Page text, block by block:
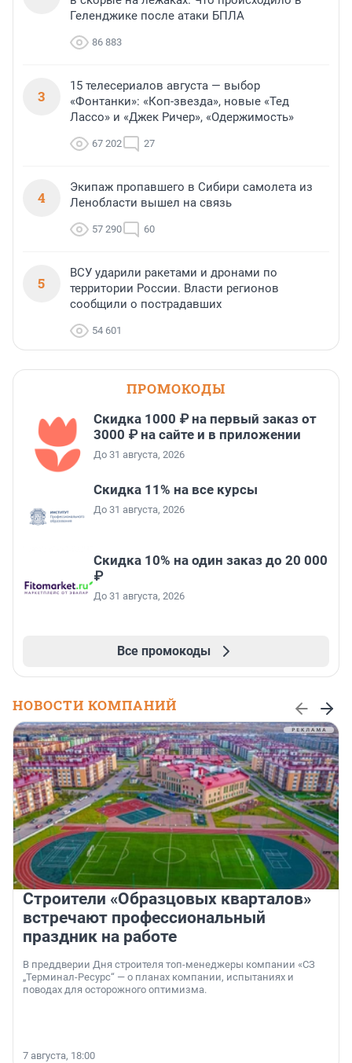
Геленджике после атаки БПЛА
86 883
3
15 телесериалов августа — выбор
«Фонтанки»: «Коп-звезда», новые «Тед
Лассо» и «Джек Ричер», «Одержимость»
67 202 27
4
Экипаж пропавшего в Сибири самолета из
Ленобласти вышел на связь
57 290 60
5
ВСУ ударили ракетами и дронами по
территории России. Власти регионов
сообщили о пострадавших
54 601
ПРОМОКОДЫ
Скидка 1000 ₽ на первый заказ от
3000 ₽ на сайте и в приложении
До 31 августа, 2026
Скидка 11% на все курсы
До 31 августа, 2026
Скидка 10% на один заказ до 20 000
₽
До 31 августа, 2026
Все промокоды
НОВОСТИ КОМПАНИЙ
Строители «Образцовых кварталов»
встречают профессиональный
праздник на работе
В преддверии Дня строителя топ-менеджеры компании «СЗ
„Терминал-Ресурс“ — о планах компании, испытаниях и
поводах для осторожного оптимизма.
7 августа, 18:00